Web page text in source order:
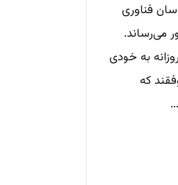
فناوری
می‌رساند.
به خودی
که